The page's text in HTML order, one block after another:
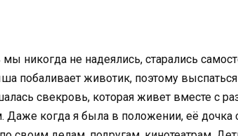
никогда не надеялись, старались
побаливает животик, поэтому
свекровь, которая живет вместе с
Даже когда я была в положении, её